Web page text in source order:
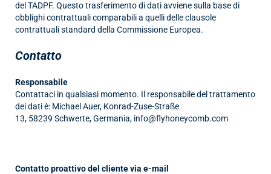
del TADPF. Questo trasferimento di dati avviene sulla base di
obblighi contrattuali comparabili a quelli delle clausole
contrattuali standard della Commissione Europea.
Contatto
Responsabile
Contattaci in qualsiasi momento. Il responsabile del trattamento
dei dati è: Michael Auer, Konrad-Zuse-Straße
13, 58239 Schwerte,Germania, info@flyhoneycomb.com
Contatto proattivo del cliente via e-mail